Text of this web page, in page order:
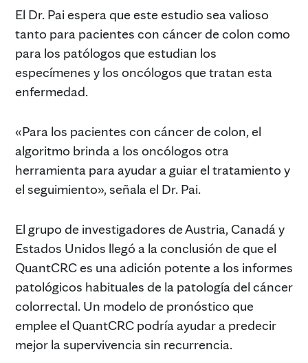
El Dr. Pai espera que este estudio sea valioso
tanto para pacientes con cáncer de colon como
para los patólogos que estudian los
especímenes y los oncólogos que tratan esta
enfermedad.
«Para los pacientes con cáncer de colon, el
algoritmo brinda a los oncólogos otra
herramienta para ayudar a guiar el tratamiento y
el seguimiento», señala el Dr. Pai.
El grupo de investigadores de Austria, Canadá y
Estados Unidos llegó a la conclusión de que el
QuantCRC es una adición potente a los informes
patológicos habituales de la patología del cáncer
colorrectal. Un modelo de pronóstico que
emplee el QuantCRC podría ayudar a predecir
mejor la supervivencia sin recurrencia.